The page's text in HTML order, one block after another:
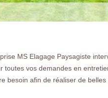
MS Elagage Paysagiste
vos demandes en
besoin afin de réaliser de